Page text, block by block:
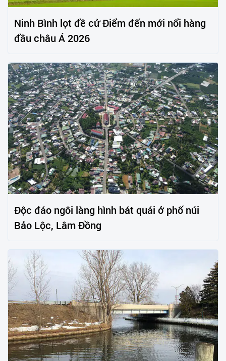
Ninh Bình lọt đề cử Điểm đến mới nổi hàng
đầu châu Á 2026
Độc đáo ngôi làng hình bát quái ở phố núi
Bảo Lộc, Lâm Đồng